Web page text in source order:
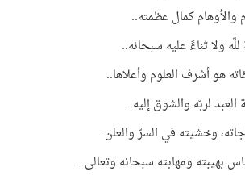
والأوهام كمال عظمته..
ولا ثناءً عليه سبحانه..
هو أشرف العلوم وأعلاها..
لربّه والشوق إليه..
وخشيته في السرّ والعلن..
بهيبته ومهابته سبحانه وتعالى..